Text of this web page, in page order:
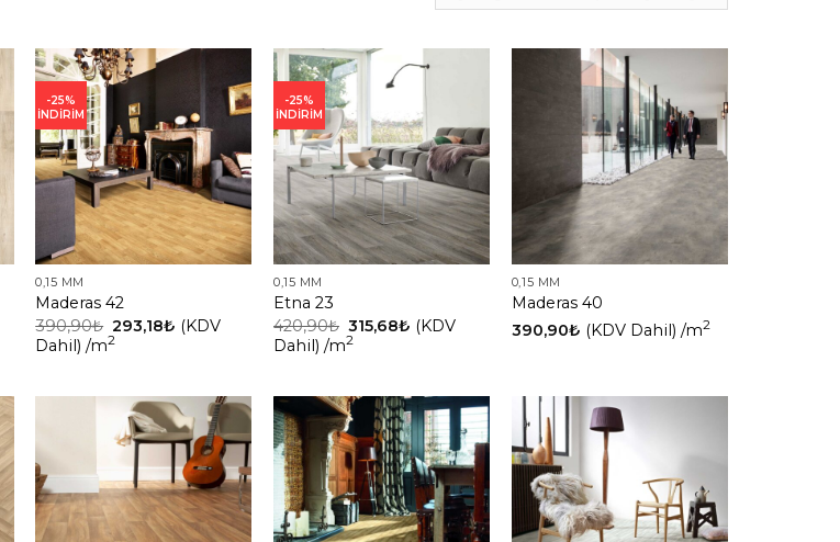
göre
-25%
İNDİRİM
0,15 MM
Maderas 42
390,90₺ 293,18₺ (KDV
Dahil) /m2
-25%
İNDİRİM
0,15 MM
Etna 23
420,90₺ 315,68₺ (KDV
Dahil) /m2
0,15 MM
Maderas 40
390,90₺ (KDV Dahil) /m2